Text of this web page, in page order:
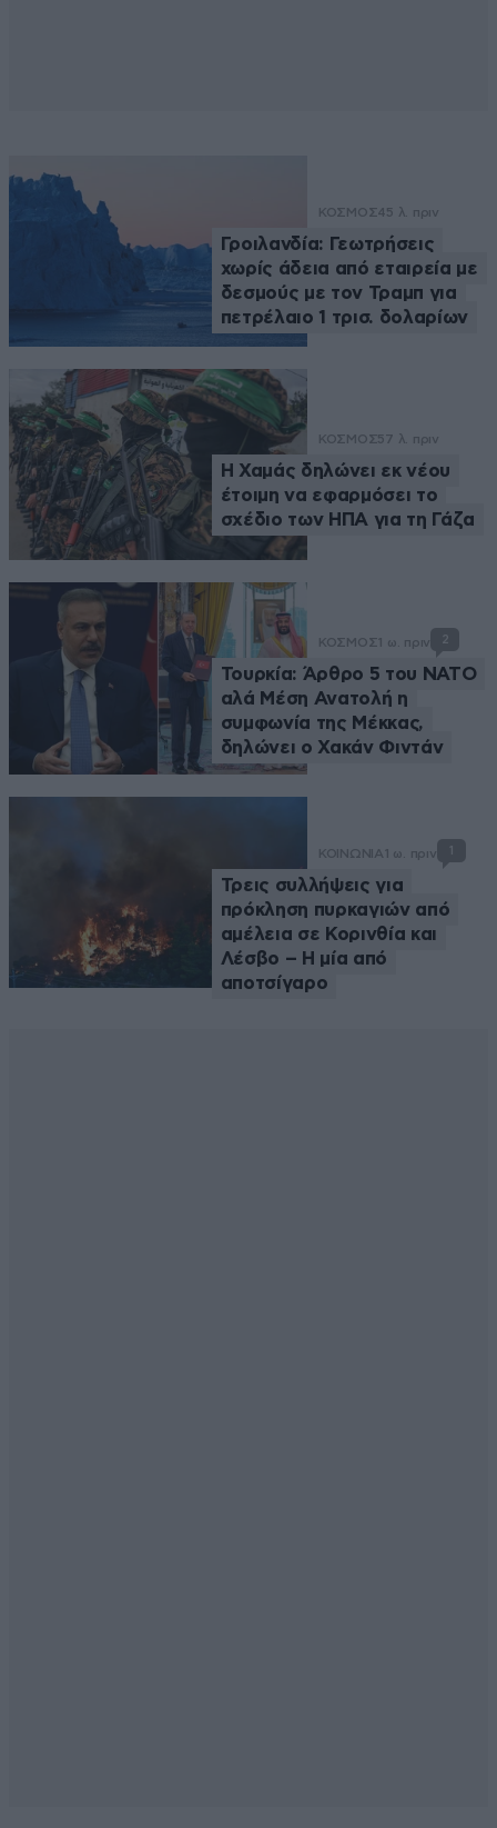
ΚΟΣΜΟΣ45 λ. πριν
Γροιλανδία: Γεωτρήσεις
χωρίς άδεια από εταιρεία με
δεσμούς με τον Τραμπ για
πετρέλαιο 1 τρισ. δολαρίων
ΚΟΣΜΟΣ57 λ. πριν
Η Χαμάς δηλώνει εκ νέου
έτοιμη να εφαρμόσει το
σχέδιο των ΗΠΑ για τη Γάζα
ΚΟΣΜΟΣ 1 ω. πριν 2
Τουρκία: Άρθρο 5 του ΝΑΤΟ
αλά Μέση Ανατολή η
συμφωνία της Μέκκας,
δηλώνει ο Χακάν Φιντάν
ΚΟΙΝΩΝΙΑ 1 ω. πριν 1
Τρεις συλλήψεις για
πρόκληση πυρκαγιών από
αμέλεια σε Κορινθία και
Λέσβο – Η μία από
αποτσίγαρο